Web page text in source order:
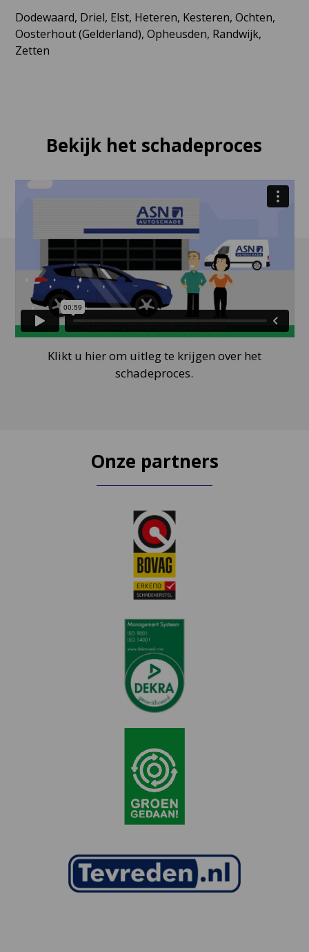
Dodewaard, Driel, Elst, Heteren, Kesteren, Ochten,
Oosterhout (Gelderland), Opheusden, Randwijk,
Zetten
Bekijk het schadeproces
Klikt u hier om uitleg te krijgen over het
schadeproces.
Onze partners